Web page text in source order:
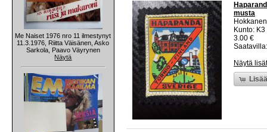
Me Naiset 1976 nro 11 ilmestynyt
11.3.1976, Riitta Väisänen, Asko
Sarkola, Paavo Väyrynen
Näytä
musta
Kunto:
3.00 €
Näytä